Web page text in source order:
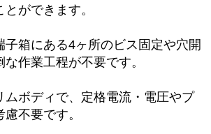
ができます。
子箱にある4ヶ所のビス固定や穴開
作業工程が不要です。
ムボディで、定格電流・電圧やプ
不要です。